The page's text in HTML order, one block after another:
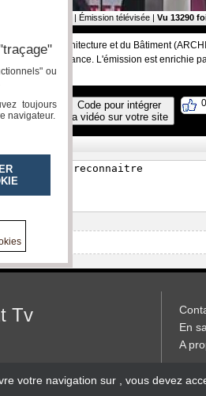
et du Bâtiment | Émission télévisée | Vu 13290
Salon de l'Architecture et du Bâtiment
venues de la France. L'émission est enrichie
0
Code pour intégrer
la vidéo sur votre site
Tv
En
A
votre navigation sur
, vous devez
ou
toujours
navigateur.